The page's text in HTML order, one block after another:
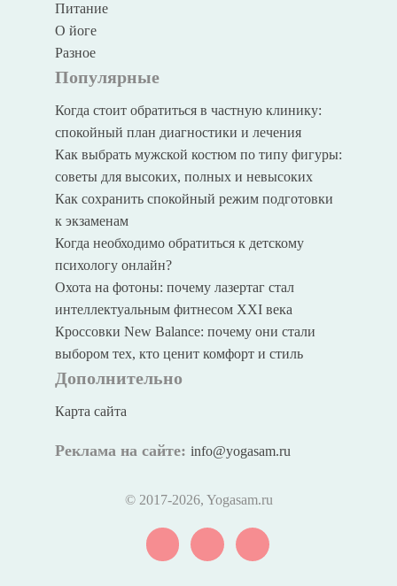
Питание
О йоге
Разное
Популярные
Когда стоит обратиться в частную клинику:
спокойный план диагностики и лечения
Как выбрать мужской костюм по типу фигуры:
советы для высоких, полных и невысоких
Как сохранить спокойный режим подготовки
к экзаменам
Когда необходимо обратиться к детскому
психологу онлайн?
Охота на фотоны: почему лазертаг стал
интеллектуальным фитнесом XXI века
Кроссовки New Balance: почему они стали
выбором тех, кто ценит комфорт и стиль
Дополнительно
Карта сайта
Реклама на сайте: info@yogasam.ru
© 2017-2026, Yogasam.ru